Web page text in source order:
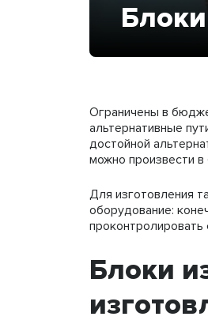
Ограничены в
альтернативные
достойной
можно произвести в
Для изготовления
оборудование:
проконтролировать
Блоки